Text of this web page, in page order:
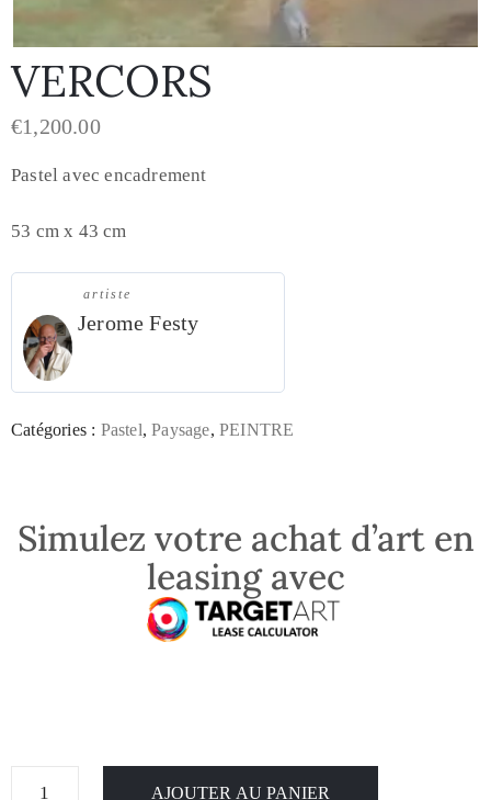
VERCORS
€1,200.00
Pastel avec encadrement
53 cm x 43 cm
artiste
Jerome Festy
Catégories : Pastel,Paysage,PEINTRE
Simulez votre achat d’art en
leasing avec
AJOUTER AU PANIER